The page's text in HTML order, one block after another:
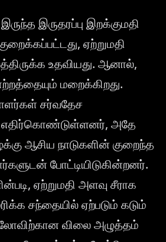
இருதரப்பு இறக்குமதி
ஏற்றுமதி
உதவியது. ஆனால்,
மறைக்கிறது.
சர்வதேச
எதிர்கொண்டுள்ளனர், அதே
ஆசிய நாடுகளின் குறைந்த
போட்டியிடுகின்றனர்.
ஏற்றுமதி அளவு சீராக
சந்தையில் ஏற்படும் கடும்
விலை அழுத்தம்